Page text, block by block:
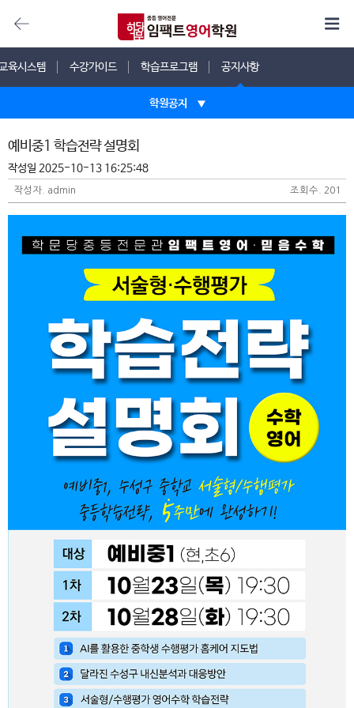
육시스템 수강가이드 학습프로그램 공지사항
학원공지
예비중1 학습전략 설명회
작성일 2025-10-13 16:25:48
작성자. admin 조회수. 201